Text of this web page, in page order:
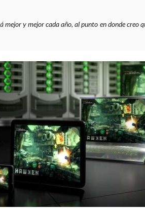
mejor y mejor cada año, al punto en donde creo